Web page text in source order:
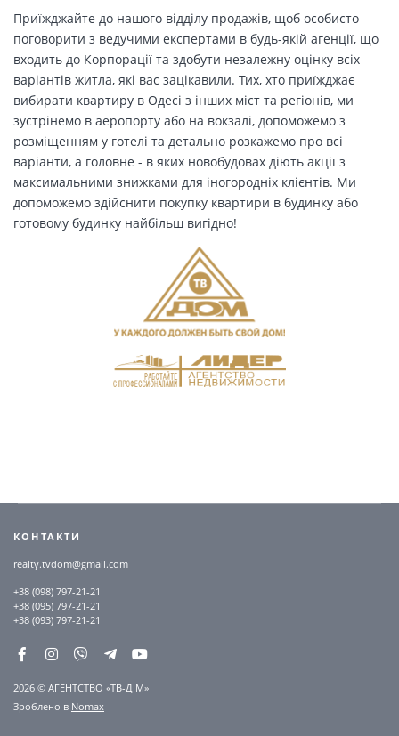
Приїжджайте до нашого відділу продажів, щоб особисто
поговорити з ведучими експертами в будь-якій агенції, що
входить до Корпорації та здобути незалежну оцінку всіх
варіантів житла, які вас зацікавили. Тих, хто приїжджає
вибирати квартиру в Одесі з інших міст та регіонів, ми
зустрінемо в аеропорту або на вокзалі, допоможемо з
розміщенням у готелі та детально розкажемо про всі
варіанти, а головне - в яких новобудовах діють акції з
максимальними знижками для іногородніх клієнтів. Ми
допоможемо здійснити покупку квартири в будинку або
готовому будинку найбільш вигідно!
КОНТАКТИ
realty.tvdom@gmail.com
+38 (098) 797-21-21
+38 (095) 797-21-21
+38 (093) 797-21-21
2026 © АГЕНТСТВО «ТВ-ДІМ»
Зроблено в Nomax